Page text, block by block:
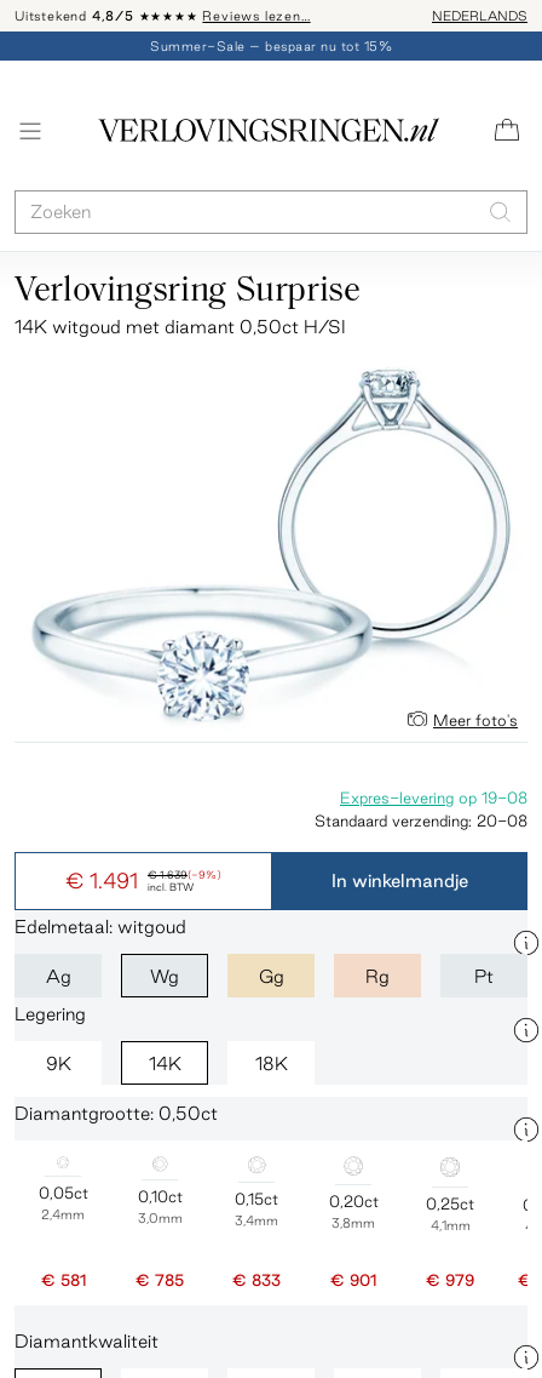
Uitstekend 4,8/5 ★★★★★ Reviews lezen… Advies: 020 -
NEDERLANDS
Summer-Sale – bespaar nu tot 15%
Verlovingsring Surprise
14K witgoud met diamant 0,50ct H/SI
Meer foto's
€ 1.639(-9%)
€ 1.491 incl. BTW
Expres-levering op 19-08
Standaard verzending: 20-08
In winkelmandje
Edelmetaal: witgoud
Ag Wg Gg Rg
Pt
Legering
9K 14K 18K
Diamantgrootte: 0,50ct
0,05ct
2,4mm
€ 581
0,10ct
3,0mm
€ 785
0,15ct
3,4mm
€ 833
0,20ct
3,8mm
€ 901
0,25ct
4,1mm
€ 979 €
Diamantkwaliteit